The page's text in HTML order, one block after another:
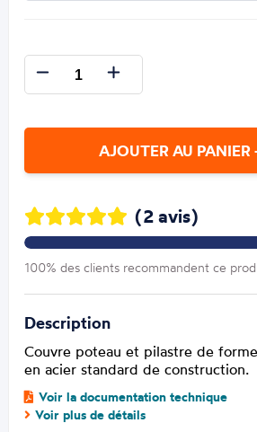
AJOUTER AU
(2 avis)
100% des clients recommandent ce
Description
Couvre poteau et pilastre de
en acier standard de construction.
Voir la documentation technique
Voir plus de détails